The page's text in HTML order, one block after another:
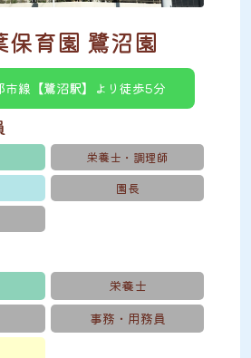
保育園 鷺沼園
市線【鷺沼駅】より徒歩5分
栄養士・調理師
園長
栄養士
事務・用務員